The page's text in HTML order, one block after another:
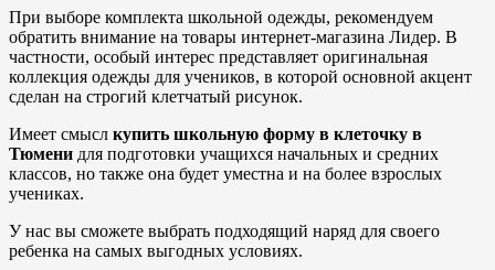
При выборе комплекта школьной одежды, рекомендуем
обратить внимание на товары интернет-магазина Лидер. В
частности, особый интерес представляет оригинальная
коллекция одежды для учеников, в которой основной акцент
сделан на строгий клетчатый рисунок.
Имеет смысл купить школьную форму в клеточку в
Тюмени для подготовки учащихся начальных и средних
классов, но также она будет уместна и на более взрослых
учениках.
У нас вы сможете выбрать подходящий наряд для своего
ребенка на самых выгодных условиях.